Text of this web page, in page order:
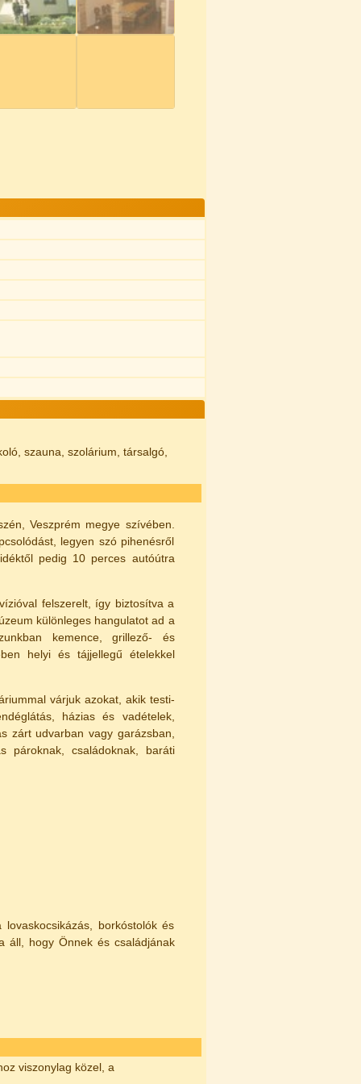
szauna, szolárium, társalgó,
Veszprém megye szívében.
legyen szó pihenésről
pedig 10 perces autóútra
felszerelt, így biztosítva a
különleges hangulatot ad a
kemence, grillező- és
helyi és tájjellegű ételekkel
várjuk azokat, akik testi-
házias és vadételek,
zárt udvarban vagy garázsban,
pároknak, családoknak, baráti
borkóstolók és
áll, hogy Önnek és családjának
viszonylag közel, a